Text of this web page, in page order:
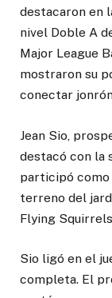
destacaron en
nivel Doble A
Major League
mostraron su
conectar
Jean Sio,
destacó con la
participó
terreno del
Flying
Sio ligó en el
completa. El